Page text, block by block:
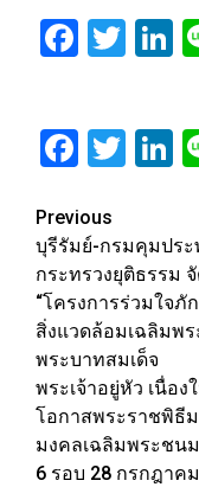
Post
Previous
บุรีรัมย์-กรมคุมปร
กระทรวงยุติธรรม
“โครงการร่วมใจภั
สิ่งแวดล้อมเฉลิมพร
พระบาทสมเด็จ
พระเจ้าอยู่หัว เนื่อง
โอกาสพระราชพิธี
มงคลเฉลิมพระชน
6 รอบ 28 กรกฎาค